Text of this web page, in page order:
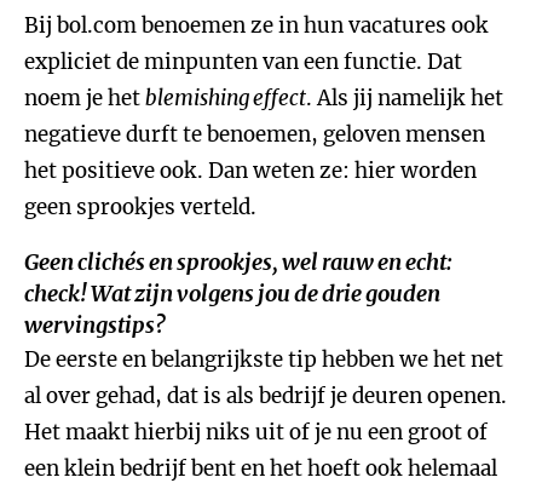
Bij bol.com benoemen ze in hun vacatures ook
expliciet de minpunten van een functie. Dat
noem je hetblemishing effect. Als jij namelijk het
negatieve durft te benoemen, geloven mensen
het positieve ook. Dan weten ze: hier worden
geen sprookjes verteld.
Geen clichés en sprookjes, wel rauw en echt:
check! Wat zijn volgens jou de drie gouden
wervingstips?
De eerste en belangrijkste tip hebben we het net
al over gehad, dat is als bedrijf je deuren openen.
Het maakt hierbij niks uit of je nu een groot of
een klein bedrijf bent en het hoeft ook helemaal